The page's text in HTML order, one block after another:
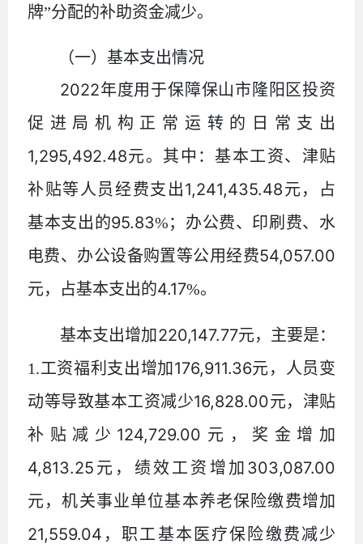
牌”分配的补助资金减少。
（一）基本支出情况
2022年度用于保障保山市隆阳区投资
促进局机构正常运转的日常支出
1,295,492.48元。其中：基本工资、津贴
补贴等人员经费支出1,241,435.48元，占
基本支出的95.83%；办公费、印刷费、水
电费、办公设备购置等公用经费54,057.00
元，占基本支出的4.17%。
基本支出增加220,147.77元，主要是：
1.工资福利支出增加176,911.36元，人员变
动等导致基本工资减少16,828.00元，津贴
补贴减少 124,729.00 元，奖金增加
4,813.25 元，绩效工资增加 303,087.00
元，机关事业单位基本养老保险缴费增加
21,559.04 ，职工基本医疗保险缴费减少